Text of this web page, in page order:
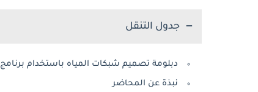
جدول التنقل
دبلومة تصميم شبكات المياه باستخدام برنامج Water Gems للمهندس محمد أشرف
نبذة عن المحاضر